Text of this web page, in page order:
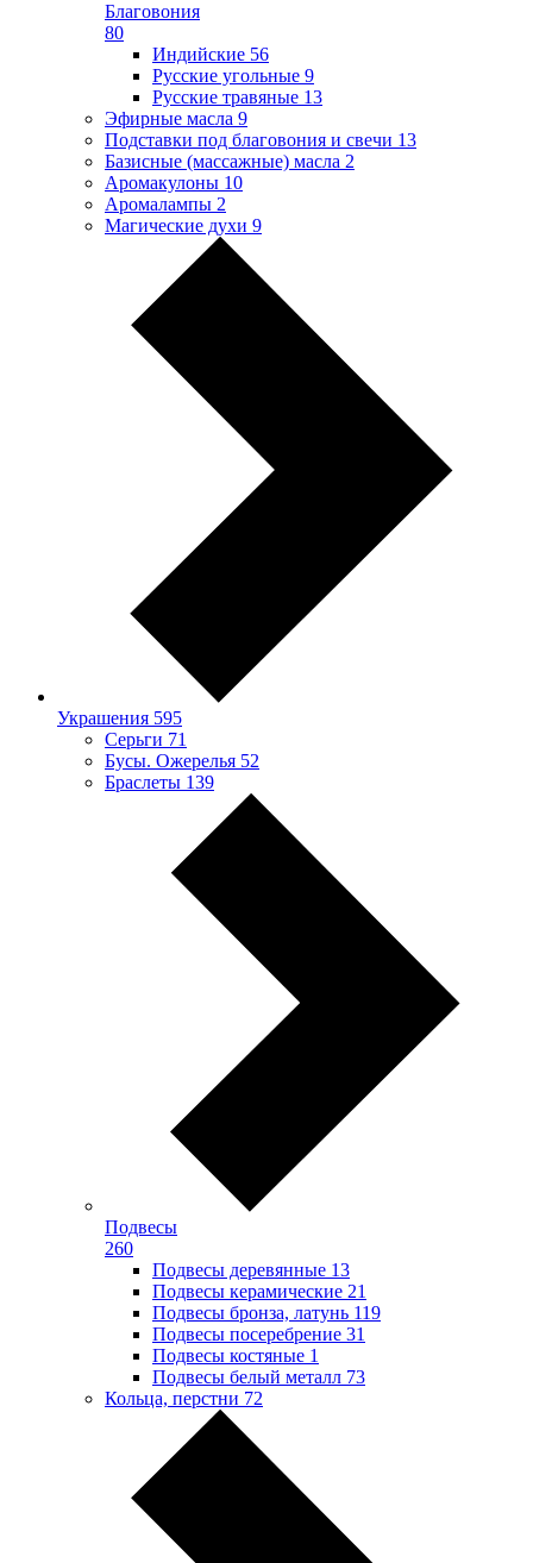
Благовония
80
Индийские 56
Русские угольные 9
Русские травяные 13
Эфирные масла 9
Подставки под благовония и свечи 13
Базисные (массажные) масла 2
Аромакулоны 10
Аромалампы 2
Магические духи 9
Украшения 595
Серьги 71
Бусы. Ожерелья 52
Браслеты 139
Подвесы
260
Подвесы деревянные 13
Подвесы керамические 21
Подвесы бронза, латунь 119
Подвесы посеребрение 31
Подвесы костяные 1
Подвесы белый металл 73
Кольца, перстни 72